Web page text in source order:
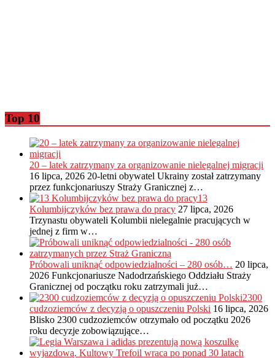
Top 10
20 – latek zatrzymany za organizowanie nielegalnej migracji
16 lipca, 2026 20-letni obywatel Ukrainy został zatrzymany
przez funkcjonariuszy Straży Granicznej z…
13
Kolumbijczyków bez prawa do pracy 27 lipca, 2026
Trzynastu obywateli Kolumbii nielegalnie pracujących w
jednej z firm w…
Próbowali uniknąć odpowiedzialności – 280 osób… 20 lipca,
2026 Funkcjonariusze Nadodrzańskiego Oddziału Straży
Granicznej od początku roku zatrzymali już…
2300
cudzoziemców z decyzją o opuszczeniu Polski 16 lipca, 2026
Blisko 2300 cudzoziemców otrzymało od początku 2026
roku decyzje zobowiązujące…